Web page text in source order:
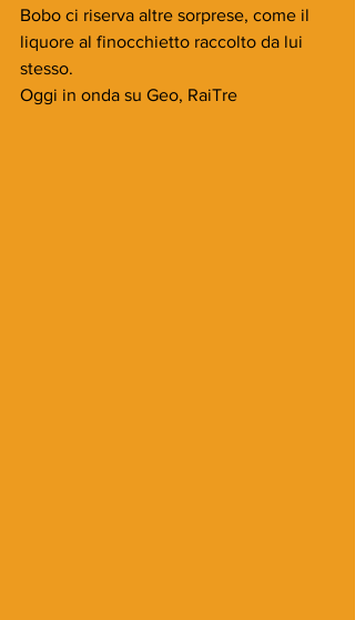
Bobo ci riserva altre sorprese, come il
liquore al finocchietto raccolto da lui
stesso.
Oggi in onda su Geo, RaiTre